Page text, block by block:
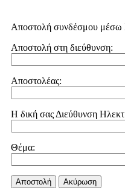
Αποστολή συνδέσμου μέσω
Αποστολή στη διεύθυνση:
Αποστολέας:
Η δική σας Διεύθυνση
Θέμα:
Αποστολή Aκύρωση